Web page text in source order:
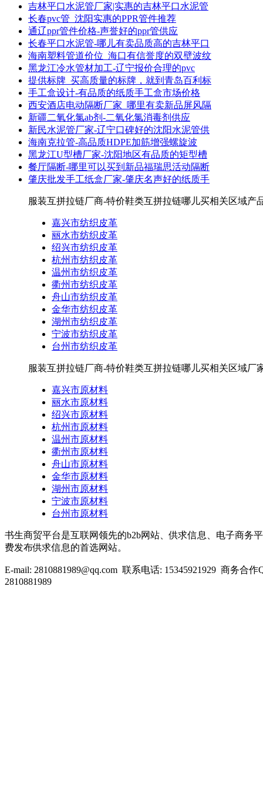
吉林平口水泥管厂家|实惠的吉林平口水泥管
长春pvc管_沈阳实惠的PPR管件推荐
通辽ppr管件价格-声誉好的ppr管供应
长春平口水泥管-哪儿有卖品质高的吉林平口
海南塑料管道价位_海口有信誉度的双壁波纹
黑龙江冷水管材加工-辽宁报价合理的pvc
提供标牌_买高质量的标牌，就到青岛百利标
手工盒设计-有品质的纸质手工盒市场价格
西安酒店电动隔断厂家_哪里有卖新品屏风隔
新疆二氧化氯ab剂-二氧化氯消毒剂供应
新民水泥管厂家-辽宁口碑好的沈阳水泥管供
海南克拉管-高品质HDPE加筋增强螺旋波
黑龙江U型槽厂家-沈阳地区有品质的矩型槽
餐厅隔断-哪里可以买到新品福瑞思活动隔断
肇庆批发手工纸盒厂家-肇庆名声好的纸质手
服装互拼拉链厂商-特价鞋类互拼拉链哪儿买相关区域产
嘉兴市纺织皮革
丽水市纺织皮革
绍兴市纺织皮革
杭州市纺织皮革
温州市纺织皮革
衢州市纺织皮革
舟山市纺织皮革
金华市纺织皮革
湖州市纺织皮革
宁波市纺织皮革
台州市纺织皮革
服装互拼拉链厂商-特价鞋类互拼拉链哪儿买相关区域厂
嘉兴市原材料
丽水市原材料
绍兴市原材料
杭州市原材料
温州市原材料
衢州市原材料
舟山市原材料
金华市原材料
湖州市原材料
宁波市原材料
台州市原材料
书生商贸平台是互联网领先的b2b网站、供求信息、电子商务
费发布供求信息的首选网站。
E-mail: 2810881989@qq.com 联系电话: 15345921929 商务合
2810881989